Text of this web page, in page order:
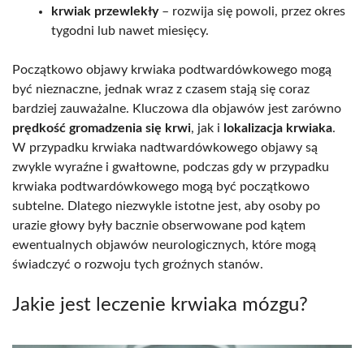
krwiak przewlekły– rozwija się powoli, przez okres
tygodni lub nawet miesięcy.
Początkowo objawy krwiaka podtwardówkowego mogą
być nieznaczne, jednak wraz z czasem stają się coraz
bardziej zauważalne. Kluczowa dla objawów jest zarówno
prędkość gromadzenia się krwi, jak i lokalizacja krwiaka.
W przypadku krwiaka nadtwardówkowego objawy są
zwykle wyraźne i gwałtowne, podczas gdy w przypadku
krwiaka podtwardówkowego mogą być początkowo
subtelne. Dlatego niezwykle istotne jest, aby osoby po
urazie głowy były bacznie obserwowane pod kątem
ewentualnych objawów neurologicznych, które mogą
świadczyć o rozwoju tych groźnych stanów.
Jakie jest leczenie krwiaka mózgu?